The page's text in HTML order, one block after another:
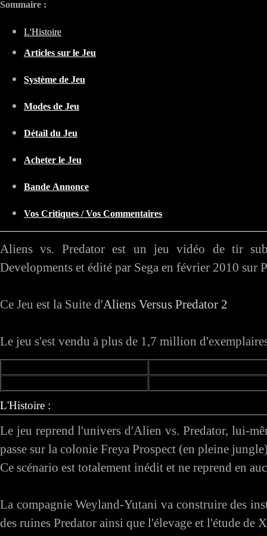
Sommaire :
L'Histoire
Articles sur le Jeu
Système de Jeu
Modes de Jeu
Détail du Jeu
Acheter le Jeu
Bande Annonce
Vos Critiques / Vos Commentaires
Aliens vs. Predator est un jeu vidéo de tir
Developments et édité par Sega en février 2010 sur
Ce Jeu est la Suite d'Aliens Versus Predator 2
Le jeu s'est vendu à plus de 1,7 million
L'Histoire :
Le jeu reprend l'univers d'Alien vs. Predator, lui-
passe sur la colonie Freya Prospect (en pleine
Ce scénario est totalement inédit et ne reprend en
La compagnie Weyland-Yutani va construire des
des ruines Predator ainsi que l'élevage et l'étude de